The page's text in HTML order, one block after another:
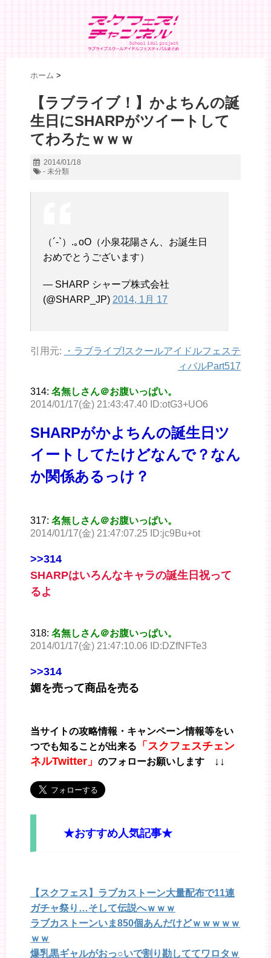
ホーム >
【ラブライブ！】かよちんの誕
生日にSHARPがツイートして
てわろたｗｗｗ
2014/01/18
- 未分類
（´-`）.｡oO（小泉花陽さん、お誕生日
おめでとうございます）
— SHARP シャープ株式会社
(@SHARP_JP) 2014, 1月 17
引用元: ・ ラブライブ!スクールアイドルフェステ
ィバルPart517
314: 名無しさん＠お腹いっぱい。
2014/01/17(金) 21:43:47.40 ID:otG3+UO6
SHARPがかよちんの誕生日ツ
イートしてたけどなんで？なん
か関係あるっけ？
317: 名無しさん＠お腹いっぱい。
2014/01/17(金) 21:47:07.25 ID:jc9Bu+ot
>>314
SHARPはいろんなキャラの誕生日祝って
るよ
318: 名無しさん＠お腹いっぱい。
2014/01/17(金) 21:47:10.06 ID:DZfNFTe3
>>314
媚を売って商品を売る
当サイトの攻略情報・キャンペーン情報等をい
つでも知ることが出来る
「スクフェスチェン
ネルTwitter」 のフォローお願いします ↓↓
★おすすめ人気記事★
【スクフェス】ラブカストーン大量配布で11連
ガチャ祭り…そして伝説へｗｗｗ
ラブカストーンいま850個あんだけどｗｗｗｗｗ
ｗｗ
爆乳黒ギャルがおっ○いで割り勘しててワロタｗ